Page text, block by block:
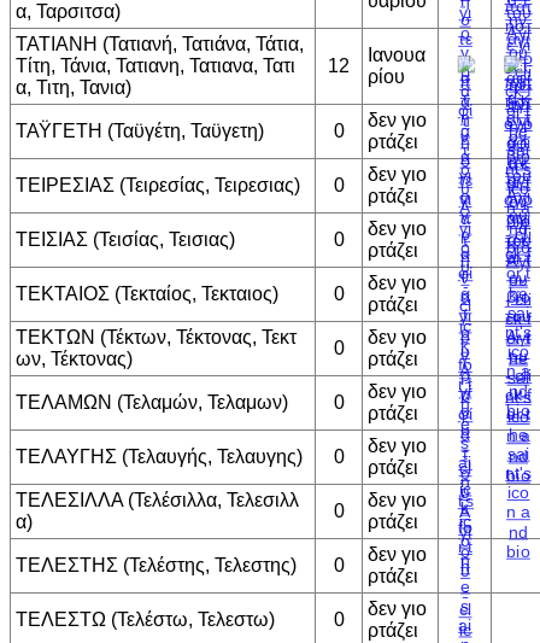
α, Ταρσιτσα)
ΤΑΤΙΑΝΗ (Τατιανή, Τατιάνα, Τάτια,
Τίτη, Τάνια, Τατιανη, Τατιανα, Τατι
α, Τιτη, Τανια)
12
Ιανουα
ρίου
ΤΑΫΓΕΤΗ (Ταϋγέτη, Ταϋγετη) 0
δεν γιο
ρτάζει
ΤΕΙΡΕΣΙΑΣ (Τειρεσίας, Τειρεσιας) 0
δεν γιο
ρτάζει
ΤΕΙΣΙΑΣ (Τεισίας, Τεισιας) 0
δεν γιο
ρτάζει
ΤΕΚΤΑΙΟΣ (Τεκταίος, Τεκταιος) 0
δεν γιο
ρτάζει
ΤΕΚΤΩΝ (Τέκτων, Τέκτονας, Τεκτ
ων, Τέκτονας)
0
δεν γιο
ρτάζει
ΤΕΛΑΜΩΝ (Τελαμών, Τελαμων) 0
δεν γιο
ρτάζει
ΤΕΛΑΥΓΗΣ (Τελαυγής, Τελαυγης) 0
δεν γιο
ρτάζει
ΤΕΛΕΣΙΛΛΑ (Τελέσιλλα, Τελεσιλλ
α)
0
δεν γιο
ρτάζει
ΤΕΛΕΣΤΗΣ (Τελέστης, Τελεστης) 0
δεν γιο
ρτάζει
ΤΕΛΕΣΤΩ (Τελέστω, Τελεστω) 0
δεν γιο
ρτάζει